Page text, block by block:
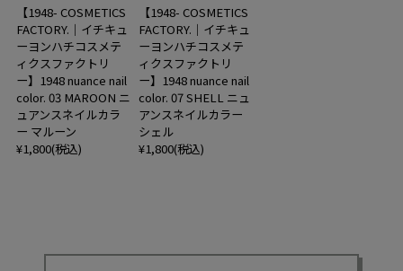
【1948- COSMETICS
FACTORY.｜イチキュ
ーヨンハチコスメテ
ィクスファクトリ
ー】1948 nuance nail
color. 03 MAROON ニ
ュアンスネイルカラ
ー マルーン
¥1,800(税込)
【1948- COSMETICS
FACTORY.｜イチキュ
ーヨンハチコスメテ
ィクスファクトリ
ー】1948 nuance nail
color. 07 SHELL ニュ
アンスネイルカラー
シェル
¥1,800(税込)